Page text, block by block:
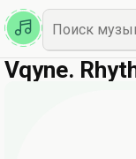
Казахская
Наш Топ
Vqyne.